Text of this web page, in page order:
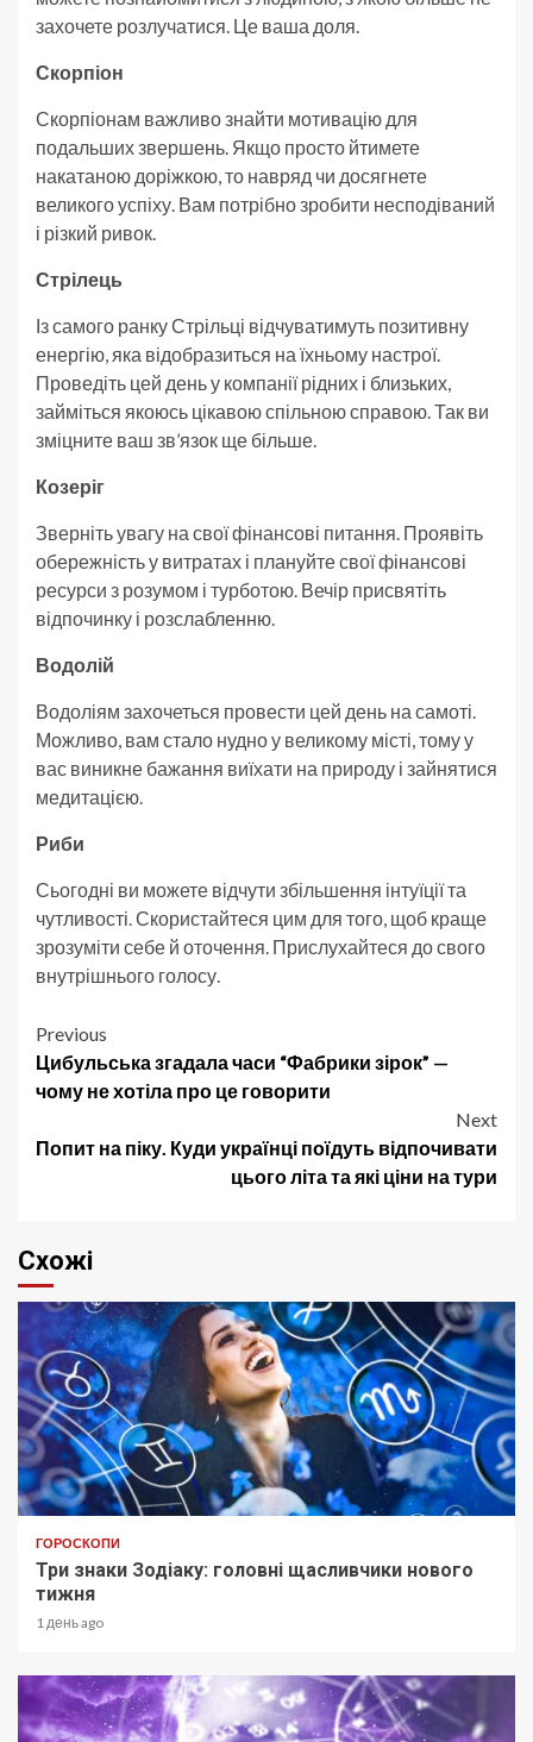
захочете розлучатися. Це ваша доля.
Скорпіон
Скорпіонам важливо знайти мотивацію для
подальших звершень. Якщо просто йтимете
накатаною доріжкою, то навряд чи досягнете
великого успіху. Вам потрібно зробити несподіваний
і різкий ривок.
Стрілець
Із самого ранку Стрільці відчуватимуть позитивну
енергію, яка відобразиться на їхньому настрої.
Проведіть цей день у компанії рідних і близьких,
займіться якоюсь цікавою спільною справою. Так ви
зміцните ваш зв’язок ще більше.
Козеріг
Зверніть увагу на свої фінансові питання. Проявіть
обережність у витратах і плануйте свої фінансові
ресурси з розумом і турботою. Вечір присвятіть
відпочинку і розслабленню.
Водолій
Водоліям захочеться провести цей день на самоті.
Можливо, вам стало нудно у великому місті, тому у
вас виникне бажання виїхати на природу і зайнятися
медитацією.
Риби
Сьогодні ви можете відчути збільшення інтуїції та
чутливості. Скористайтеся цим для того, щоб краще
зрозуміти себе й оточення. Прислухайтеся до свого
внутрішнього голосу.
Post
navigation
Previous
Цибульська згадала часи “Фабрики зірок” —
чому не хотіла про це говорити
Next
Попит на піку. Куди українці поїдуть відпочивати
цього літа та які ціни на тури
Схожі
ГОРОСКОПИ
Три знаки Зодіаку: головні щасливчики нового
тижня
1 день ago